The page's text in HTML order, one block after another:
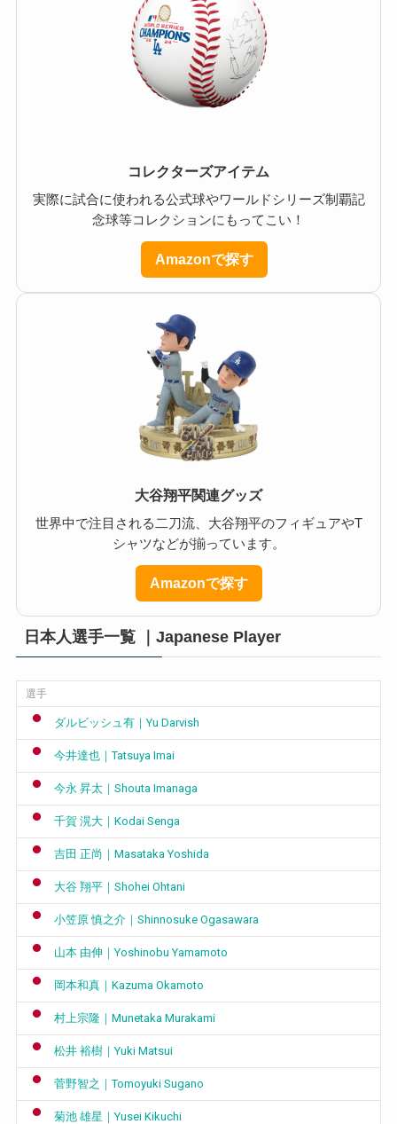
コレクターズアイテム
実際に試合に使われる公式球やワールドシリーズ制覇記
念球等コレクションにもってこい！
Amazonで探す
大谷翔平関連グッズ
世界中で注目される二刀流、大谷翔平のフィギュアやT
シャツなどが揃っています。
Amazonで探す
日本人選手一覧 ｜Japanese Player
選手
ダルビッシュ有｜Yu Darvish
今井達也｜Tatsuya Imai
今永 昇太｜Shouta Imanaga
千賀 滉大｜Kodai Senga
吉田 正尚｜Masataka Yoshida
大谷 翔平｜Shohei Ohtani
小笠原 慎之介｜Shinnosuke Ogasawara
山本 由伸｜Yoshinobu Yamamoto
岡本和真｜Kazuma Okamoto
村上宗隆｜Munetaka Murakami
松井 裕樹｜Yuki Matsui
菅野智之｜Tomoyuki Sugano
菊池 雄星｜Yusei Kikuchi